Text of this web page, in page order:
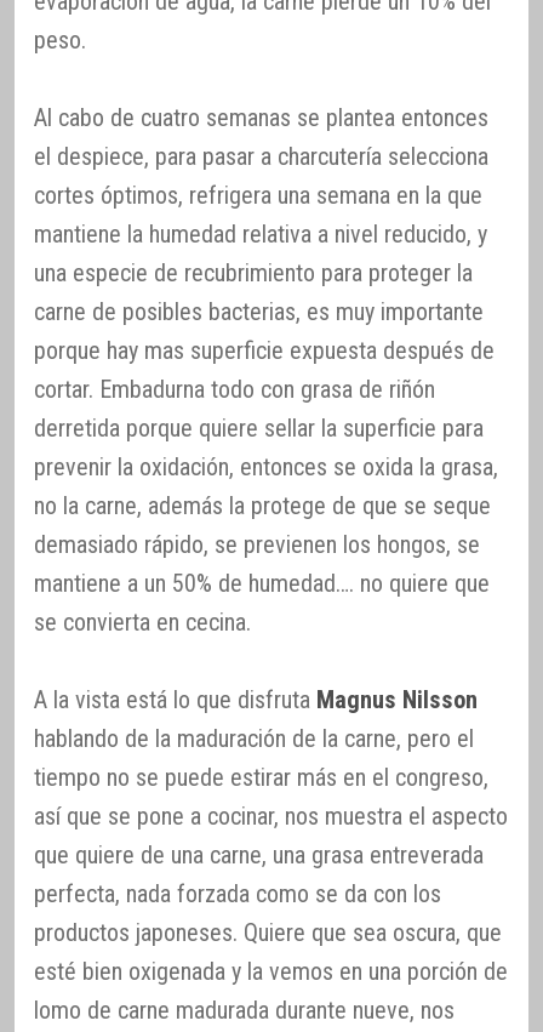
peso.
Al cabo de cuatro semanas se plantea entonces
el despiece, para pasar a charcutería selecciona
cortes óptimos, refrigera una semana en la que
mantiene la humedad relativa a nivel reducido, y
una especie de recubrimiento para proteger la
carne de posibles bacterias, es muy importante
porque hay mas superficie expuesta después de
cortar. Embadurna todo con grasa de riñón
derretida porque quiere sellar la superficie para
prevenir la oxidación, entonces se oxida la grasa,
no la carne, además la protege de que se seque
demasiado rápido, se previenen los hongos, se
mantiene a un 50% de humedad…. no quiere que
se convierta en cecina.
A la vista está lo que disfruta Magnus Nilsson
hablando de la maduración de la carne, pero el
tiempo no se puede estirar más en el congreso,
así que se pone a cocinar, nos muestra el aspecto
que quiere de una carne, una grasa entreverada
perfecta, nada forzada como se da con los
productos japoneses. Quiere que sea oscura, que
esté bien oxigenada y la vemos en una porción de
lomo de carne madurada durante nueve, nos